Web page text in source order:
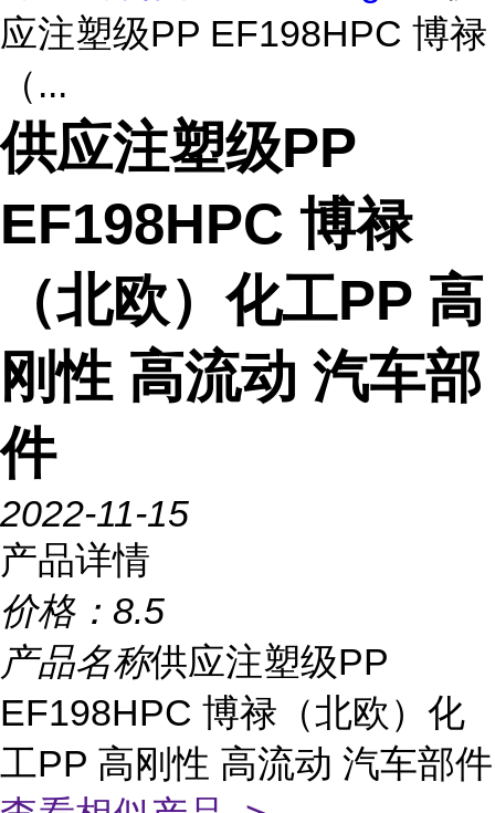
应注塑级PP EF198HPC 博禄
（...
供应注塑级PP
EF198HPC 博禄
（北欧）化工PP 高
刚性 高流动 汽车部
件
2022-11-15
产品详情
价格： 8.5
产品名称供应注塑级PP
EF198HPC 博禄（北欧）化
工PP 高刚性 高流动 汽车部件